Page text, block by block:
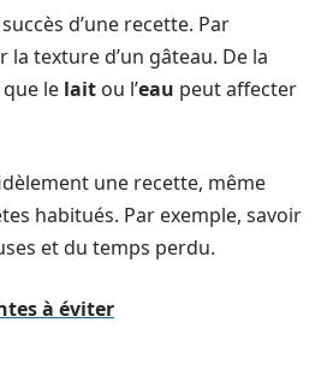
d’une recette. Par
la texture d’un gâteau. De la
le lait ou l’eau peut affecter
une recette, même
habitués. Par exemple, savoir
et du temps perdu.
à éviter